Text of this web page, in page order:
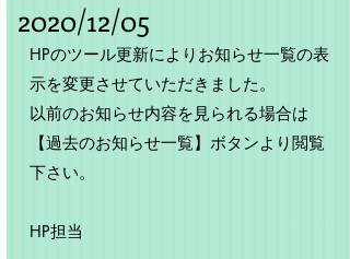
​2020/12/05
HPのツール更新によりお知らせ一覧の表
示を変更させていただきました。
​以前のお知らせ内容を見られる場合は
【過去のお知らせ一覧】ボタンより閲覧
下さい。
​HP担当